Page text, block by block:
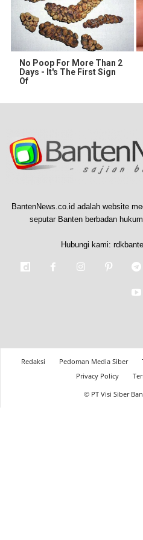
No Poop For More Than 2
Days - It's The First Sign
Of
BantenNews.co.id adalah website
seputar Banten berbadan
Hubungi kami:
Redaksi Pedoman Media Siber
Privacy Policy
© PT Visi Siber